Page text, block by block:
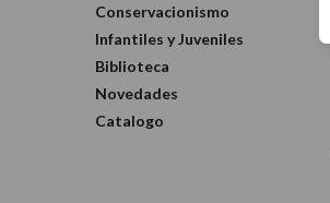
Conservacionismo
Infantiles y Juveniles
Biblioteca
Novedades
Catalogo